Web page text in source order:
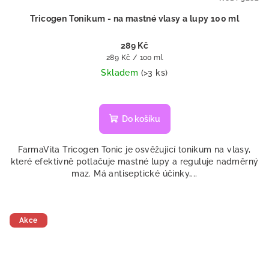
Tricogen Tonikum - na mastné vlasy a lupy 100 ml
289 Kč
Měrná
cena:
289 Kč / 100 ml
Skladem (>3 ks)
Do košíku
FarmaVita Tricogen Tonic je osvěžující tonikum na vlasy,
které efektivně potlačuje mastné lupy a reguluje nadměrný
maz. Má antiseptické účinky,...
Akce